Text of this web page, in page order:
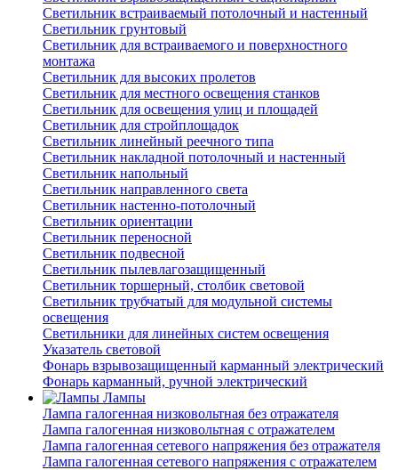
Светильник встраиваемый потолочный и настенный
Светильник грунтовый
Светильник для встраиваемого и поверхностного
монтажа
Светильник для высоких пролетов
Светильник для местного освещения станков
Светильник для освещения улиц и площадей
Светильник для стройплощадок
Светильник линейный реечного типа
Светильник накладной потолочный и настенный
Светильник напольный
Светильник направленного света
Светильник настенно-потолочный
Светильник ориентации
Светильник переносной
Светильник подвесной
Светильник пылевлагозащищенный
Светильник торшерный, столбик световой
Светильник трубчатый для модульной системы
освещения
Светильники для линейных систем освещения
Указатель световой
Фонарь взрывозащищенный карманный электрический
Фонарь карманный, ручной электрический
Лампы
Лампа галогенная низковольтная без отражателя
Лампа галогенная низковольтная с отражателем
Лампа галогенная сетевого напряжения без отражателя
Лампа галогенная сетевого напряжения с отражателем